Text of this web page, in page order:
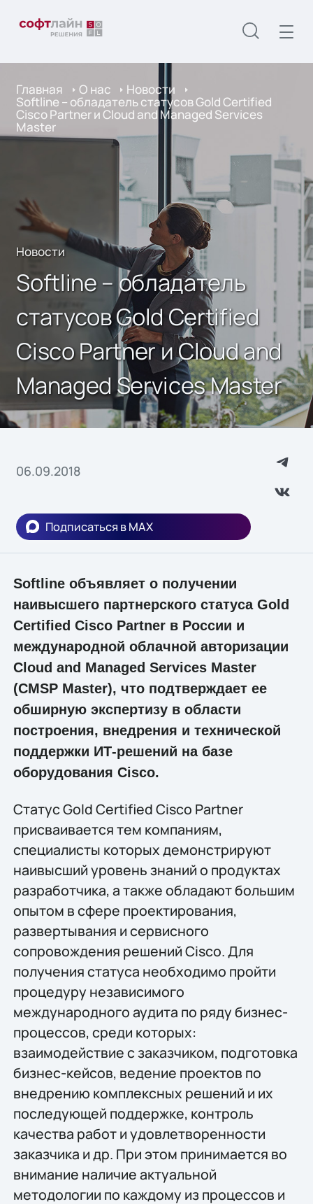
Главная О нас Новости
Softline – обладатель статусов Gold Certified
Cisco Partner и Cloud and Managed Services
Master
Новости
Softline – обладатель
статусов Gold Certified
Cisco Partner и Cloud and
Managed Services Master
06.09.2018
Подписаться в MAX
Softline объявляет о получении
наивысшего партнерского статуса Gold
Certified Cisco Partner в России и
международной облачной авторизации
Cloud and Managed Services Master
(CMSP Master), что подтверждает ее
обширную экспертизу в области
построения, внедрения и технической
поддержки ИТ-решений на базе
оборудования Cisco.
Статус Gold Certified Cisco Partner
присваивается тем компаниям,
специалисты которых демонстрируют
наивысший уровень знаний о продуктах
разработчика, а также обладают большим
опытом в сфере проектирования,
развертывания и сервисного
сопровождения решений Cisco. Для
получения статуса необходимо пройти
процедуру независимого
международного аудита по ряду бизнес-
процессов, среди которых:
взаимодействие с заказчиком, подготовка
бизнес-кейсов, ведение проектов по
внедрению комплексных решений и их
последующей поддержке, контроль
качества работ и удовлетворенности
заказчика и др. При этом принимается во
внимание наличие актуальной
методологии по каждому из процессов и